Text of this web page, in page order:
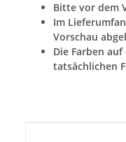
Bitte vor dem
Im
Vorschau
Die Farben
tatsächlichen